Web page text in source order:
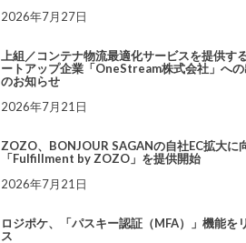
2026年7月27日
上組／コンテナ物流最適化サービスを提供す
ートアップ企業「OneStream株式会社」への
のお知らせ
2026年7月21日
ZOZO、BONJOUR SAGANの自社EC拡大に
「Fulfillment by ZOZO」を提供開始
2026年7月21日
ロジポケ、「パスキー認証（MFA）」機能を
ス